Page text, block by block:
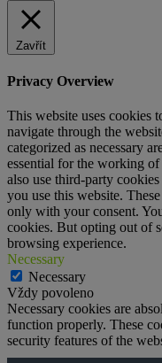
Zavřít
Privacy Overview
This website uses cookies
navigate through the
categorized as necessary
essential for the working
also use third-party
you use this website.
only with your consent.
cookies. But opting out of
browsing experience.
Necessary
Necessary
Vždy povoleno
Necessary cookies are
function properly. These
security features of the